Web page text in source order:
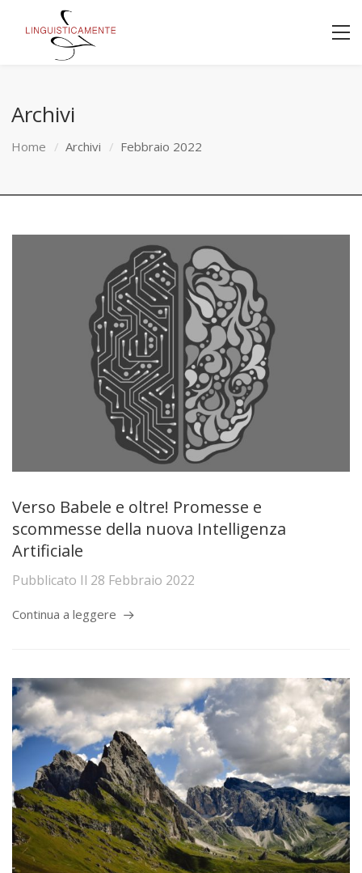
Archivi
Home Archivi Febbraio 2022
Verso Babele e oltre! Promesse e
scommesse della nuova Intelligenza
Artificiale
Pubblicato Il 28 Febbraio 2022
Continua a leggere